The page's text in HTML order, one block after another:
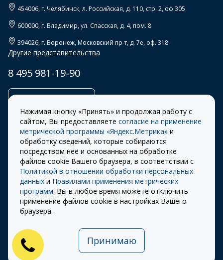
454006, г. Челябинск,л. Российская, д. 110, стр. 2, оф 305
600000, г. Владимир,ул. Спасская, д. 4, пом. 8
394026, г. Воронеж,Московский пр-т, д. 7е, оф. 318
Другие представительства
8 495 981-19-90
© 2026 «СТОУН-XXI»
Разработка сайта –
ITECH
Правила
использования cookie
Правила пользования
сайтом
Политика
конфиденциальности
Публичная оферта на
использование ПЭП
Нажимая кнопку «Принять» и продолжая работу с
сайтом, Вы предоставляете согласие на применение
метрической программы «Яндекс.Метрика» и
обработку сведений, которые собираются
посредством неё и основанных на обработке
файлов cookie Вашего браузера, в соответствии с
Политикой в отношении обработки персональных
данных и Правилами применения метрических
программ. Вы в любое время можете отключить
применение файлов cookie в настройках Вашего
браузера.
Принимаю